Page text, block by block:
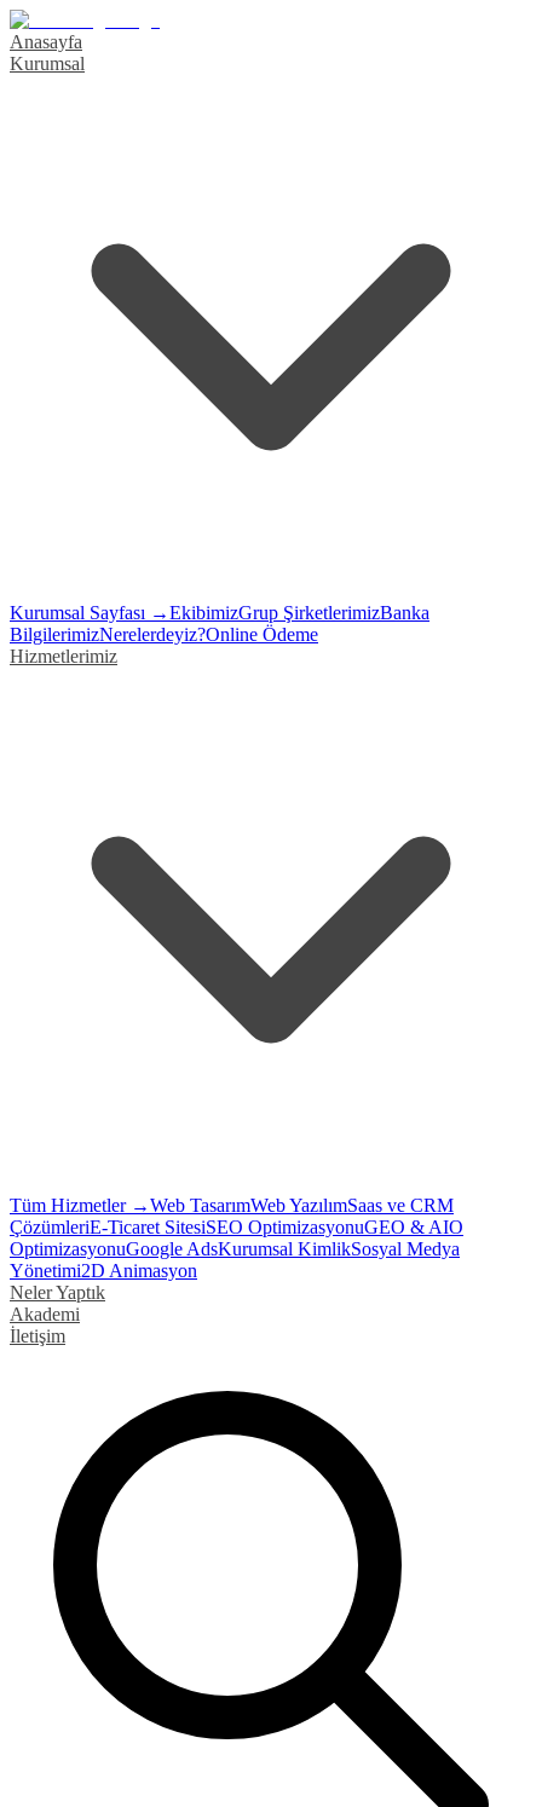
Anasayfa
Kurumsal
Kurumsal Sayfası →EkibimizGrup ŞirketlerimizBanka
BilgilerimizNerelerdeyiz?Online Ödeme
Hizmetlerimiz
Tüm Hizmetler →Web TasarımWeb YazılımSaas ve CRM
ÇözümleriE-Ticaret SitesiSEO OptimizasyonuGEO & AIO
OptimizasyonuGoogle AdsKurumsal KimlikSosyal Medya
Yönetimi2D Animasyon
Neler Yaptık
Akademi
İletişim